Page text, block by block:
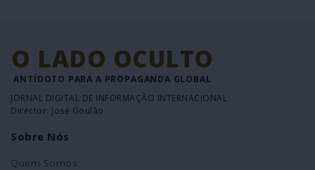
O LADO OCULTO
ANTÍDOTO PARA A PROPAGANDA GLOBAL
JORNAL DIGITAL DE INFORMAÇÃO INTERNACIONAL
Director: José Goulão
Sobre Nós
Quem Somos